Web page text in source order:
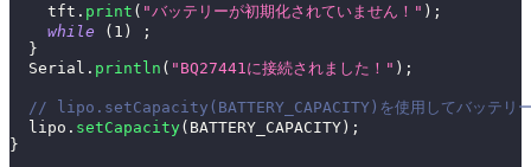
    tft
. print ( "バッテリーが初期化されていません！" ) ;
while
( 1 )
;
}
  Serial
. println ( "BQ27441に接続されました！" ) ;
// lipo.setCapacity(BATTERY_CAPACITY)を使用してバッテリー
  lipo
. setCapacity( BATTERY_CAPACITY) ;
}